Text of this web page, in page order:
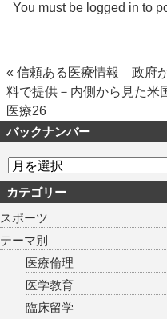
You must be logged in to
« 信頼ある医療情報 政府
料で提供－内側から見た米
医療26
バックナンバー
カテゴリー
スポーツ
テーマ別
医療倫理
医学教育
臨床留学